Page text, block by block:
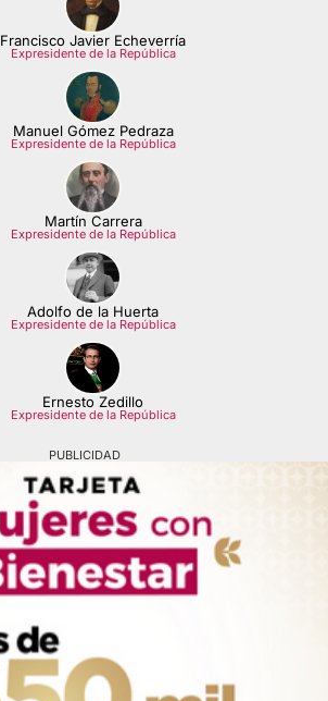
Francisco Javier Echeverría
Expresidente de la República
Manuel Gómez Pedraza
Expresidente de la República
Martín Carrera
Expresidente de la República
Adolfo de la Huerta
Expresidente de la República
Ernesto Zedillo
Expresidente de la República
PUBLICIDAD